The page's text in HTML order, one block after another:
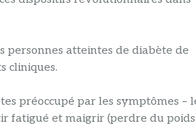
atteintes de diabète de
cliniques.
préoccupé par les symptômes –
fatigué et maigrir (perdre du